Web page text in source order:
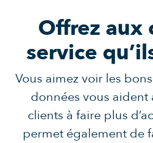
Offrez aux
service
Vous aimez voir les
données vous aident
clients à faire plus
permet également de